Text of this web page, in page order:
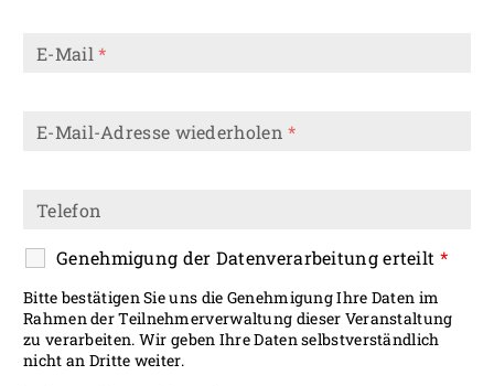
E-Mail*
E-Mail-Adresse wiederholen*
Telefon
Genehmigung der Datenverarbeitung erteilt *
Bitte bestätigen Sie uns die Genehmigung Ihre Daten im
Rahmen der Teilnehmerverwaltung dieser Veranstaltung
zu verarbeiten. Wir geben Ihre Daten selbstverständlich
nicht an Dritte weiter.